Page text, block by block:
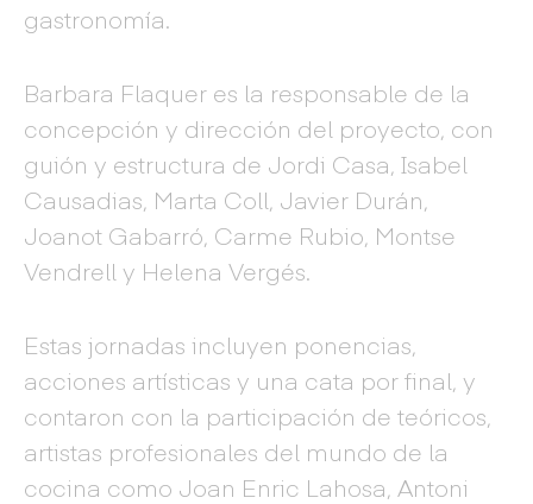
gastronomía.
Barbara Flaquer es la responsable de la
concepción y dirección del proyecto, con
guión y estructura de Jordi Casa, Isabel
Causadias, Marta Coll, Javier Durán,
Joanot Gabarró, Carme Rubio, Montse
Vendrell y Helena Vergés.
Estas jornadas incluyen ponencias,
acciones artísticas y una cata por final, y
contaron con la participación de teóricos,
artistas profesionales del mundo de la
cocina como Joan Enric Lahosa, Antoni